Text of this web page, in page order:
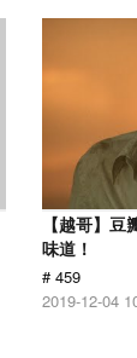
【越哥】
味道！
# 459
2019-12-04